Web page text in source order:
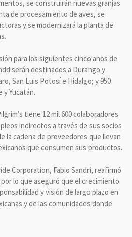
se construirán nuevas granjas
de procesamiento de aves, se
y se modernizará la planta de
para los siguientes cinco años de
serán destinados a Durango y
San Luis Potosí e Hidalgo; y 950
y Yucatán.
tiene 12 mil 600 colaboradores
indirectos a través de sus socios
la cadena de proveedores que llevan
que consumen sus productos.
Corporation, Fabio Sandri, reafirmó
lo que aseguró que el crecimiento
y visión de largo plazo en
y de las comunidades donde